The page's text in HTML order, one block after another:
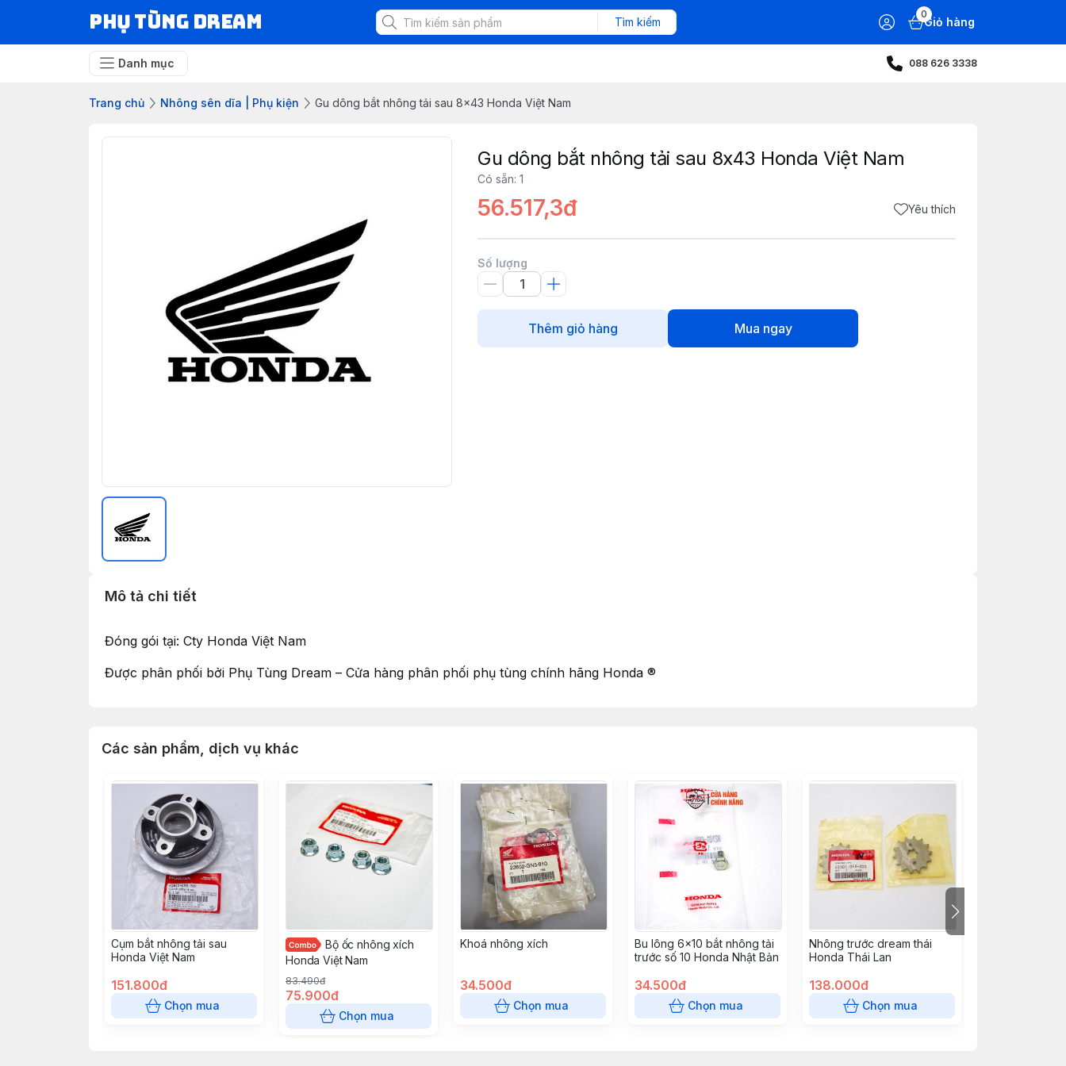
Phụ Tùng Dream Tìm kiếm
0
Giỏ hàng
Danh mục 088 626 3338
Trang chủ Nhông sên dĩa | Phụ kiện Gu dông bắt nhông tải sau 8x43 Honda Việt Nam
Gu dông bắt nhông tải sau 8x43 Honda Việt Nam
Có sẵn: 1
56.517,3đ Yêu thích
Số lượng
Thêm giỏ hàng Mua ngay
Mô tả chi tiết
Đóng gói tại: Cty Honda Việt Nam
Được phân phối bởi Phụ Tùng Dream – Cửa hàng phân phối phụ tùng chính hãng Honda ®
Các sản phẩm, dịch vụ khác
Cụm bắt nhông tải sau
Honda Việt Nam
151.800đ
Chọn mua
Bộ ốc nhông xích
Honda Việt Nam
83.490đ
75.900đ
Chọn mua
Khoá nhông xích
34.500đ
Chọn mua
Bu lông 6x10 bắt nhông tải
trước số 10 Honda Nhật Bản
34.500đ
Chọn mua
Nhông trước dream thái
Honda Thái Lan
138.000đ
Chọn mua